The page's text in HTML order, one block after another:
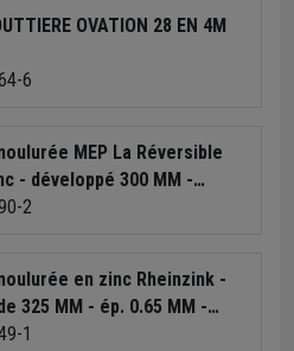
OVATION 28 EN 4M
6
MEP La Réversible
- développé 300 MM -
2
en zinc Rheinzink -
325 MM - ép. 0.65 MM -
1